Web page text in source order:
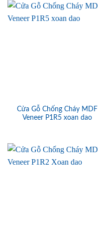
Cửa Gỗ Chống Cháy MDF
Veneer P1R5 xoan dao